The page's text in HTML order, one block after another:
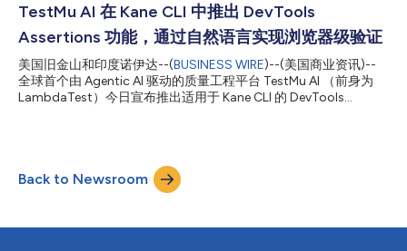
获得对超过 3,000 种浏览器、操作系统和设备环境的访问能力，
而且无需编写任何代码。 随着企业不断加快采用 AI 智能体推进业
务自动化进程，浏览器访问能力已成为不可或缺的关键能力。此次
推出的新集成方案使 n8n 用户能够在其工作流中接入托管于云端
的真实浏览器，从而与 Web 应用程序进行交互、访问动态网站，
并以规模化方式执行各类基于浏览器的任务。 TestMu AI 联合创始
人兼增长业务负责人 Mudit Singh 表示 ：“AI 智能体若要创造切实
TestMu AI 在 Kane CLI 中推出 DevTools
Assertions 功能，通过自然语言实现浏览器级验证
美国旧金山和印度诺伊达--(BUSINESS WIRE)--(美国商业资讯)--
全球首个由 Agentic AI 驱动的质量工程平台 TestMu AI （前身为
LambdaTest）今日宣布推出适用于 Kane CLI 的 DevTools
态。然而，现代 Web 应用的运行高度依赖于浏览器后台发生的大
量活动，而这些活动往往对用户不可见，包括网络请求、API 响
应、控制台日志、Cookie、本地存储以及各类性能指标等。 通过
展至浏览器底层运行环境，使开发团队能够以自然语言定义验证目
Back to Newsroom